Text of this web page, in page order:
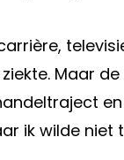
Maar
ik wilde